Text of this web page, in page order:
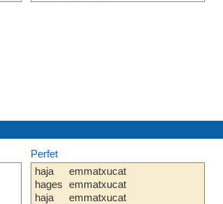
Perfet
haja
hages
haja
emmatxucat
emmatxucat
emmatxucat